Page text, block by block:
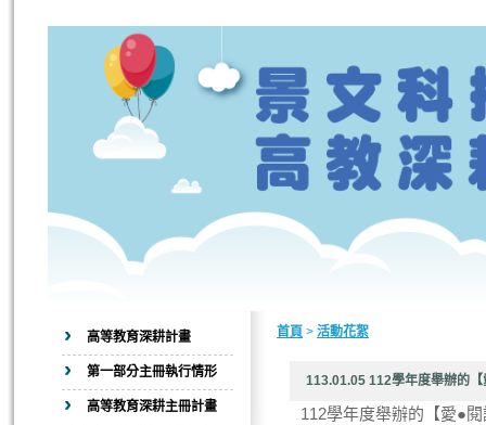
高等教育深耕計畫
第一部分主冊執行情形
高等教育深耕主冊計畫
首頁 > 活動花絮
113.01.05 112學年度舉辦的
112學年度舉辦的【愛●